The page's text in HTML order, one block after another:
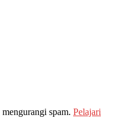
spam. Pelajari